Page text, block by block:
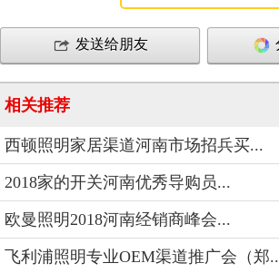
发送给朋友
相关推荐
西顿照明家居渠道河南市场招兵买...
2018家的开关河南优秀导购员...
欧曼照明2018河南经销商峰会...
飞利浦照明专业OEM渠道推广会（郑